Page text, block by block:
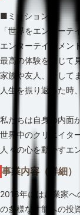
■ミッション
「世界をエンターテ
エンターテインメン
最高の体験を通じて
家族や友人、そして
人生を振り返った時
私たちは自身の内面
世界中のクリエイタ
人々の心を動かすエ
事業内容（詳細）
2018年には起業家
の多様な才能への投